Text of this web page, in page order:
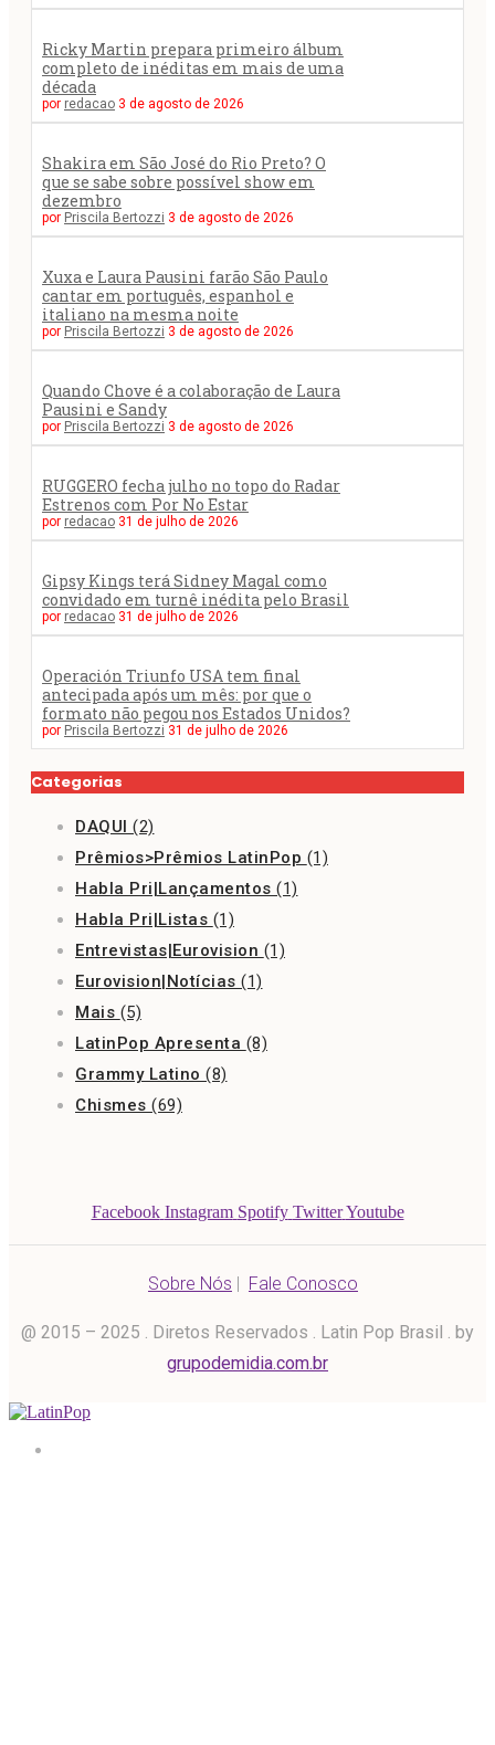
Ricky Martin prepara primeiro álbum
completo de inéditas em mais de uma
década
por redacao 3 de agosto de 2026
Shakira em São José do Rio Preto? O
que se sabe sobre possível show em
dezembro
por Priscila Bertozzi 3 de agosto de 2026
Xuxa e Laura Pausini farão São Paulo
cantar em português, espanhol e
italiano na mesma noite
por Priscila Bertozzi 3 de agosto de 2026
Quando Chove é a colaboração de Laura
Pausini e Sandy
por Priscila Bertozzi 3 de agosto de 2026
RUGGERO fecha julho no topo do Radar
Estrenos com Por No Estar
por redacao 31 de julho de 2026
Gipsy Kings terá Sidney Magal como
convidado em turnê inédita pelo Brasil
por redacao 31 de julho de 2026
Operación Triunfo USA tem final
antecipada após um mês: por que o
formato não pegou nos Estados Unidos?
por Priscila Bertozzi 31 de julho de 2026
Categorias
DAQUI (2)
Prêmios>Prêmios LatinPop (1)
Habla Pri|Lançamentos (1)
Habla Pri|Listas (1)
Entrevistas|Eurovision (1)
Eurovision|Notícias (1)
Mais (5)
LatinPop Apresenta (8)
Grammy Latino (8)
Chismes (69)
Facebook Instagram Spotify Twitter Youtube
Sobre Nós | Fale Conosco
@ 2015 – 2025 . Diretos Reservados . Latin Pop Brasil . by
grupodemidia.com.br